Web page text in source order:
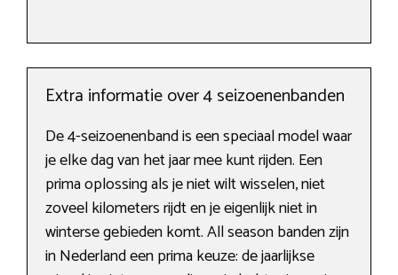
Extra informatie over 4 seizoenenbanden
De 4-seizoenenband is een speciaal model waar
je elke dag van het jaar mee kunt rijden. Een
prima oplossing als je niet wilt wisselen, niet
zoveel kilometers rijdt en je eigenlijk niet in
winterse gebieden komt. All season banden zijn
in Nederland een prima keuze: de jaarlijkse